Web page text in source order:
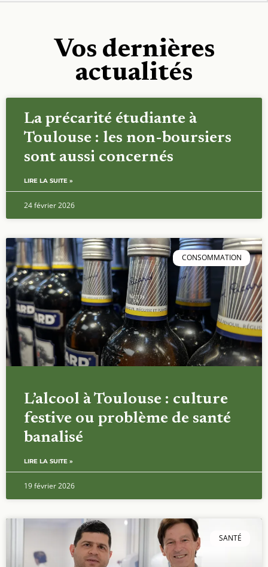
Vos dernières
actualités
La précarité étudiante à
Toulouse : les non-boursiers
sont aussi concernés
LIRE LA SUITE »
24 février 2026
CONSOMMATION
L’alcool à Toulouse : culture
festive ou problème de santé
banalisé
LIRE LA SUITE »
19 février 2026
SANTÉ